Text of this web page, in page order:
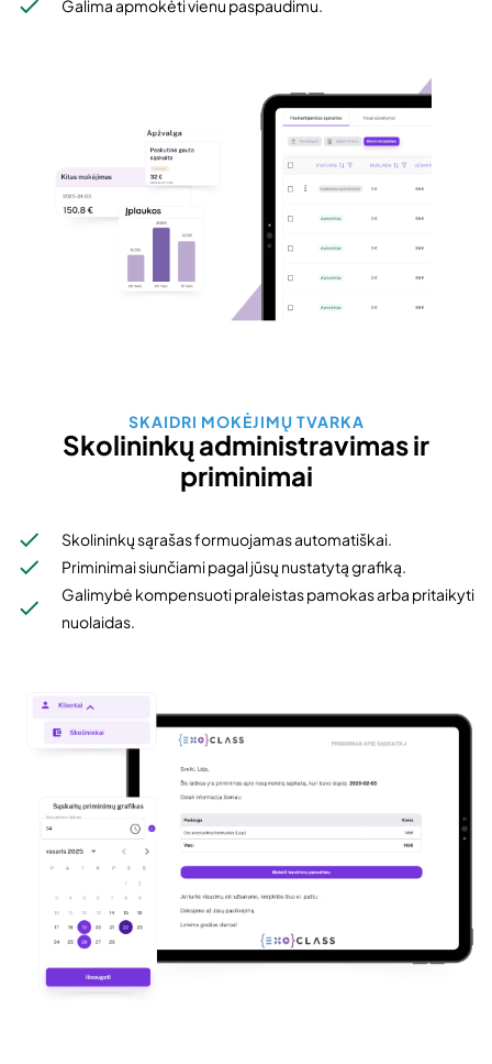
Galima apmokėti vienu paspaudimu.
SKAIDRI MOKĖJIMŲ TVARKA
Skolininkų administravimas ir
priminimai
Skolininkų sąrašas formuojamas automatiškai.
Priminimai siunčiami pagal jūsų nustatytą grafiką.
Galimybė kompensuoti praleistas pamokas arba pritaikyti
nuolaidas.